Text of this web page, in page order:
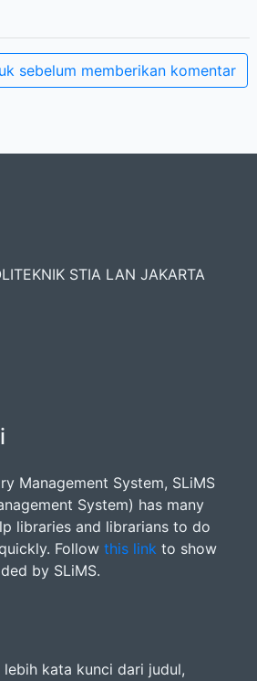
sebelum memberikan komentar
STIA LAN JAKARTA
Management System, SLiMS
System) has many
libraries and librarians to do
Follow this link to show
by SLiMS.
kata kunci dari judul,